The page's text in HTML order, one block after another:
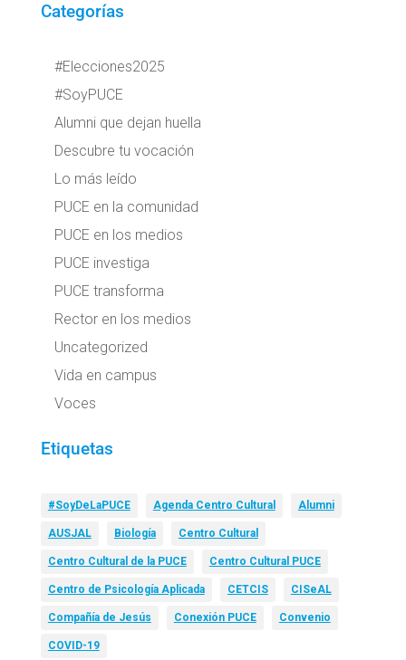
Categorías
#Elecciones2025
#SoyPUCE
Alumni que dejan huella
Descubre tu vocación
Lo más leído
PUCE en la comunidad
PUCE en los medios
PUCE investiga
PUCE transforma
Rector en los medios
Uncategorized
Vida en campus
Voces
Etiquetas
#SoyDeLaPUCE Agenda Centro Cultural Alumni
AUSJAL Biología Centro Cultural
Centro Cultural de la PUCE Centro Cultural PUCE
Centro de Psicología Aplicada CETCIS CISeAL
Compañía de Jesús Conexión PUCE Convenio
COVID-19